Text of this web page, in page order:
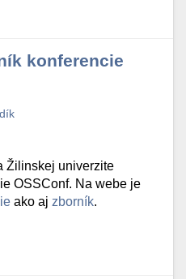
konferencie
Žilinskej univerzite
OSSConf. Na webe je
ako aj zborník.